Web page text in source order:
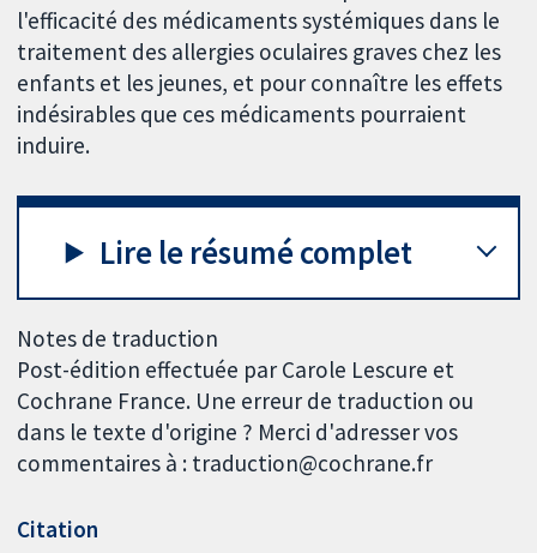
l'efficacité des médicaments systémiques dans le
traitement des allergies oculaires graves chez les
enfants et les jeunes, et pour connaître les effets
indésirables que ces médicaments pourraient
induire.
Lire le résumé complet
Notes de traduction
Post-édition effectuée par Carole Lescure et
Cochrane France. Une erreur de traduction ou
dans le texte d'origine ? Merci d'adresser vos
commentaires à : traduction@cochrane.fr
Citation